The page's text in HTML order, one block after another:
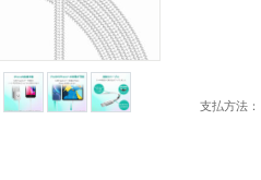
支払方法：